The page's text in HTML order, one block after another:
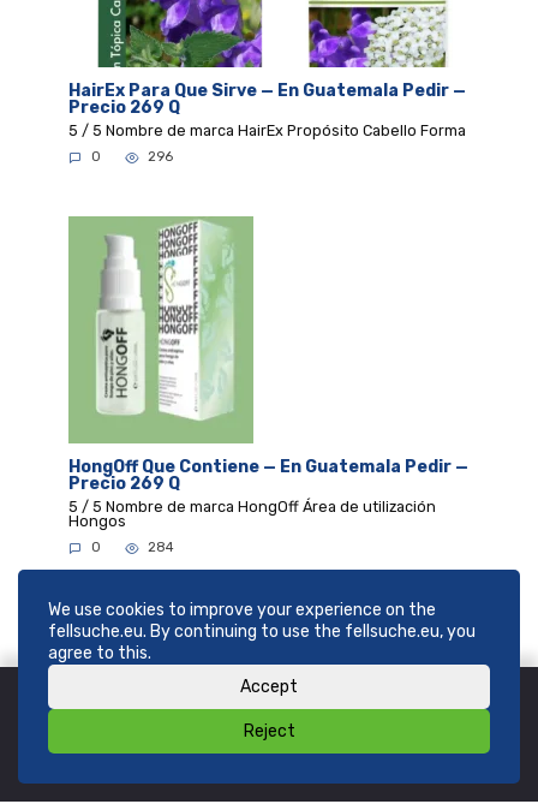
We use cookies to improve your experience on the
fellsuche.eu. By continuing to use the fellsuche.eu, you
agree to this.
Accept
Reject
HairEx Para Que Sirve — En Guatemala Pedir —
Precio 269 Q
5 / 5 Nombre de marca HairEx Propósito Cabello Forma
0 296
HongOff Que Contiene — En Guatemala Pedir —
Precio 269 Q
5 / 5 Nombre de marca HongOff Área de utilización
Hongos
0 284